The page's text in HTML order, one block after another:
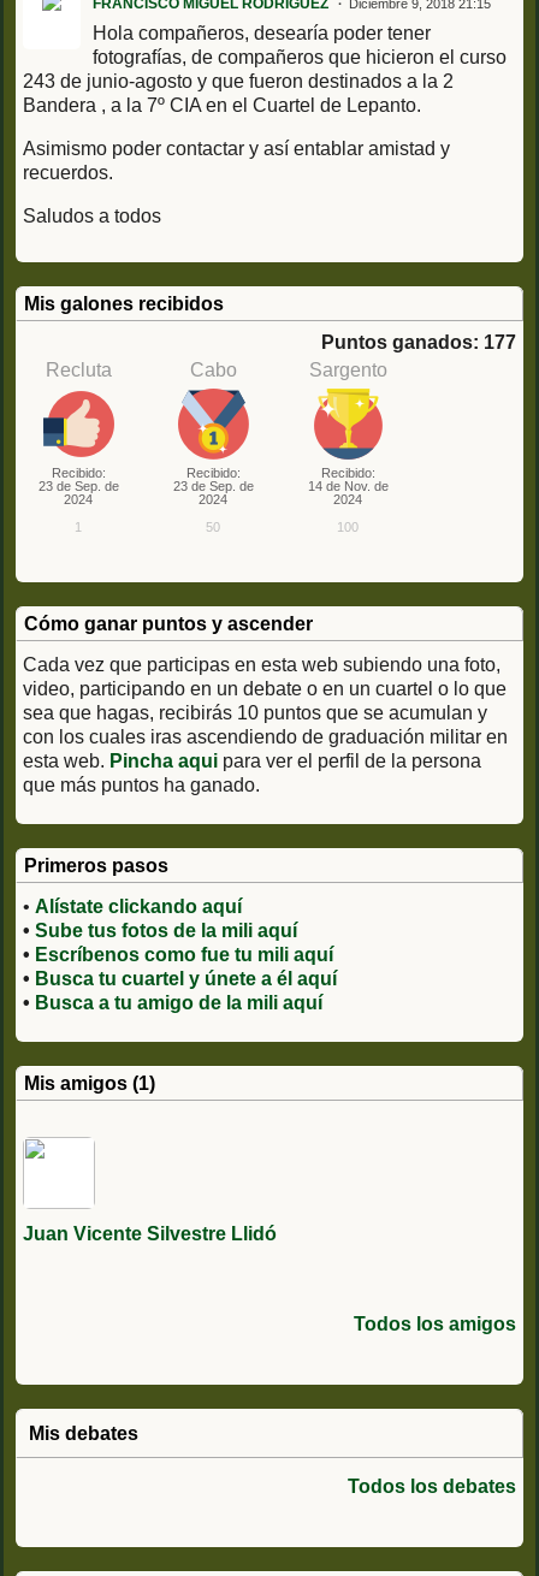
FRANCISCO MIGUEL RODRIGUEZ Diciembre 9, 2018 21:15
Hola compañeros, desearía poder tener
fotografías, de compañeros que hicieron el curso
243 de junio-agosto y que fueron destinados a la 2
Bandera , a la 7º CIA en el Cuartel de Lepanto.
Asimismo poder contactar y así entablar amistad y
recuerdos.
Saludos a todos
Mis galones recibidos
Puntos ganados: 177
Recluta
Recibido:
23 de Sep. de
2024
1
Cabo
Recibido:
23 de Sep. de
2024
50
Sargento
Recibido:
14 de Nov. de
2024
100
Cómo ganar puntos y ascender
Cada vez que participas en esta web subiendo una foto,
video, participando en un debate o en un cuartel o lo que
sea que hagas, recibirás 10 puntos que se acumulan y
con los cuales iras ascendiendo de graduación militar en
esta web. Pincha aqui para ver el perfil de la persona
que más puntos ha ganado.
Primeros pasos
• Alístate clickando aquí
• Sube tus fotos de la mili aquí
• Escríbenos como fue tu mili aquí
• Busca tu cuartel y únete a él aquí
• Busca a tu amigo de la mili aquí
Mis amigos (1)
Juan Vicente Silvestre Llidó
Todos los amigos
Mis debates
Todos los debates